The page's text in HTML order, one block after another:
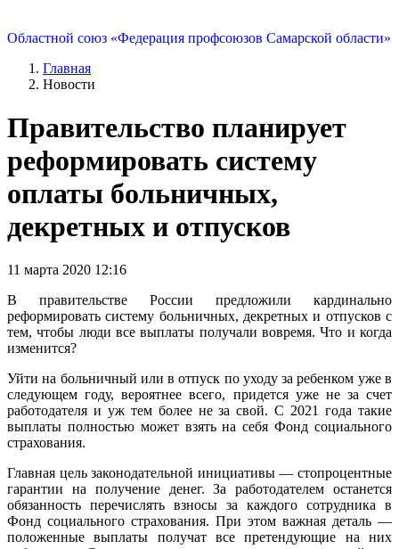
Областной союз «Федерация профсоюзов Самарской области»
Главная
Новости
Правительство планирует
реформировать систему
оплаты больничных,
декретных и отпусков
11 марта 2020 12:16
В правительстве России предложили кардинально
реформировать систему больничных, декретных и отпусков с
тем, чтобы люди все выплаты получали вовремя. Что и когда
изменится?
Уйти на больничный или в отпуск по уходу за ребенком уже в
следующем году, вероятнее всего, придется уже не за счет
работодателя и уж тем более не за свой. С 2021 года такие
выплаты полностью может взять на себя Фонд социального
страхования.
Главная цель законодательной инициативы — стопроцентные
гарантии на получение денег. За работодателем останется
обязанность перечислять взносы за каждого сотрудника в
Фонд социального страхования. При этом важная деталь —
положенные выплаты получат все претендующие на них